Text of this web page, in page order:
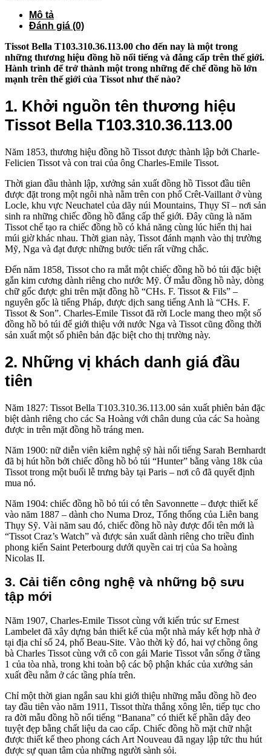
Mô tả
Đánh giá (0)
Tissot Bella T103.310.36.113.00 cho đến nay là một trong
những thương hiệu đồng hồ nổi tiếng và đẳng cấp trên thế giới.
Hành trình để trở thành một trong những đế chế đồng hồ lớn
mạnh trên thế giới của Tissot như thế nào?
1. Khởi nguồn tên thương hiệu
Tissot Bella T103.310.36.113.00
Năm 1853, thương hiệu đồng hồ Tissot được thành lập bởi Charle-
Felicien Tissot và con trai của ông Charles-Emile Tissot.
Thời gian đầu thành lập, xưởng sản xuất đồng hồ Tissot đầu tiên
được đặt trong một ngôi nhà nằm trên con phố Crêt-Vaillant ở vùng
Locle, khu vực Neuchatel của dãy núi Mountains, Thụy Sĩ – nơi sản
sinh ra những chiếc đồng hồ đẳng cấp thế giới. Đây cũng là năm
Tissot chế tạo ra chiếc đồng hồ có khả năng cùng lúc hiển thị hai
múi giờ khác nhau. Thời gian này, Tissot đánh mạnh vào thị trường
Mỹ, Nga và đạt được những bước tiến rất vững chắc.
Đến năm 1858, Tissot cho ra mắt một chiếc đồng hồ bỏ túi đặc biệt
gắn kim cương dành riêng cho nước Mỹ. Ở mẫu đồng hồ này, dòng
chữ gốc được ghi trên mặt đồng hồ “CHs. F. Tissot & Fils” –
nguyên gốc là tiếng Pháp, được dịch sang tiếng Anh là “CHs. F.
Tissot & Son”. Charles-Emile Tissot đã rời Locle mang theo một số
đồng hồ bỏ túi để giới thiệu với nước Nga và Tissot cũng đồng thời
sản xuất một số phiên bản đặc biệt cho thị trường này.
2. Những vị khách danh giá đầu
tiên
Năm 1827: Tissot Bella T103.310.36.113.00 sản xuất phiên bản đặc
biệt dành riêng cho các Sa Hoàng với chân dung của các Sa hoàng
được in trên mặt đồng hồ tráng men.
Năm 1900: nữ diễn viên kiêm nghệ sỹ hài nổi tiếng Sarah Bernhardt
đã bị hút hồn bởi chiếc đồng hồ bỏ túi “Hunter” bằng vàng 18k của
Tissot trong một buổi lễ trưng bày tại Paris – nơi cô đã quyết định
mua nó.
Năm 1904: chiếc đồng hồ bỏ túi có tên Savonnette – được thiết kế
vào năm 1887 – dành cho Numa Droz, Tổng thống của Liên bang
Thụy Sỹ. Vài năm sau đó, chiếc đồng hồ này được đổi tên mới là
“Tissot Craz’s Watch” và được sản xuất dành riêng cho triều đình
phong kiến Saint Peterbourg dưới quyền cai trị của Sa hoàng
Nicolas II.
3. Cải tiến công nghệ và những bộ sưu
tập mới
Năm 1907, Charles-Emile Tissot cùng với kiến trúc sư Ernest
Lambelet đã xây dựng bản thiết kế của một nhà máy kết hợp nhà ở
tại địa chỉ số 24, phố Beau-Site. Vào thời kỳ đó, hai vợ chồng ông
bà Charles Tissot cùng với cô con gái Marie Tissot vẫn sống ở tầng
1 của tòa nhà, trong khi toàn bộ các bộ phận khác của xưởng sản
xuất đều nằm ở các tầng phía trên.
Chỉ một thời gian ngắn sau khi giới thiệu những mẫu đồng hồ đeo
tay đầu tiên vào năm 1911, Tissot thừa thắng xông lên, tiếp tục cho
ra đời mẫu đồng hồ nổi tiếng “Banana” có thiết kế phần dây đeo
tuyệt đẹp bằng chất liệu da cao cấp. Chiếc đồng hồ mặt chữ nhật
được thiết kế theo phong cách Art Nouveau đã ngay lập tức thu hút
được sự quan tâm của những người sành sỏi.